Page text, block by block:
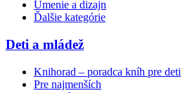
Umenie a dizajn
Ďalšie kategórie
Deti a mládež
Knihorad – poradca kníh pre deti
Pre najmenších